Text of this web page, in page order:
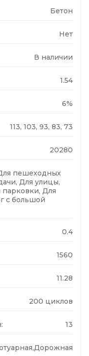
Бетон
Нет
В наличии
1.54
6%
113, 103, 93, 83, 73
20280
пешеходных
Для улицы,
Для
с большой
0.4
1560
11.28
200 циклов
13